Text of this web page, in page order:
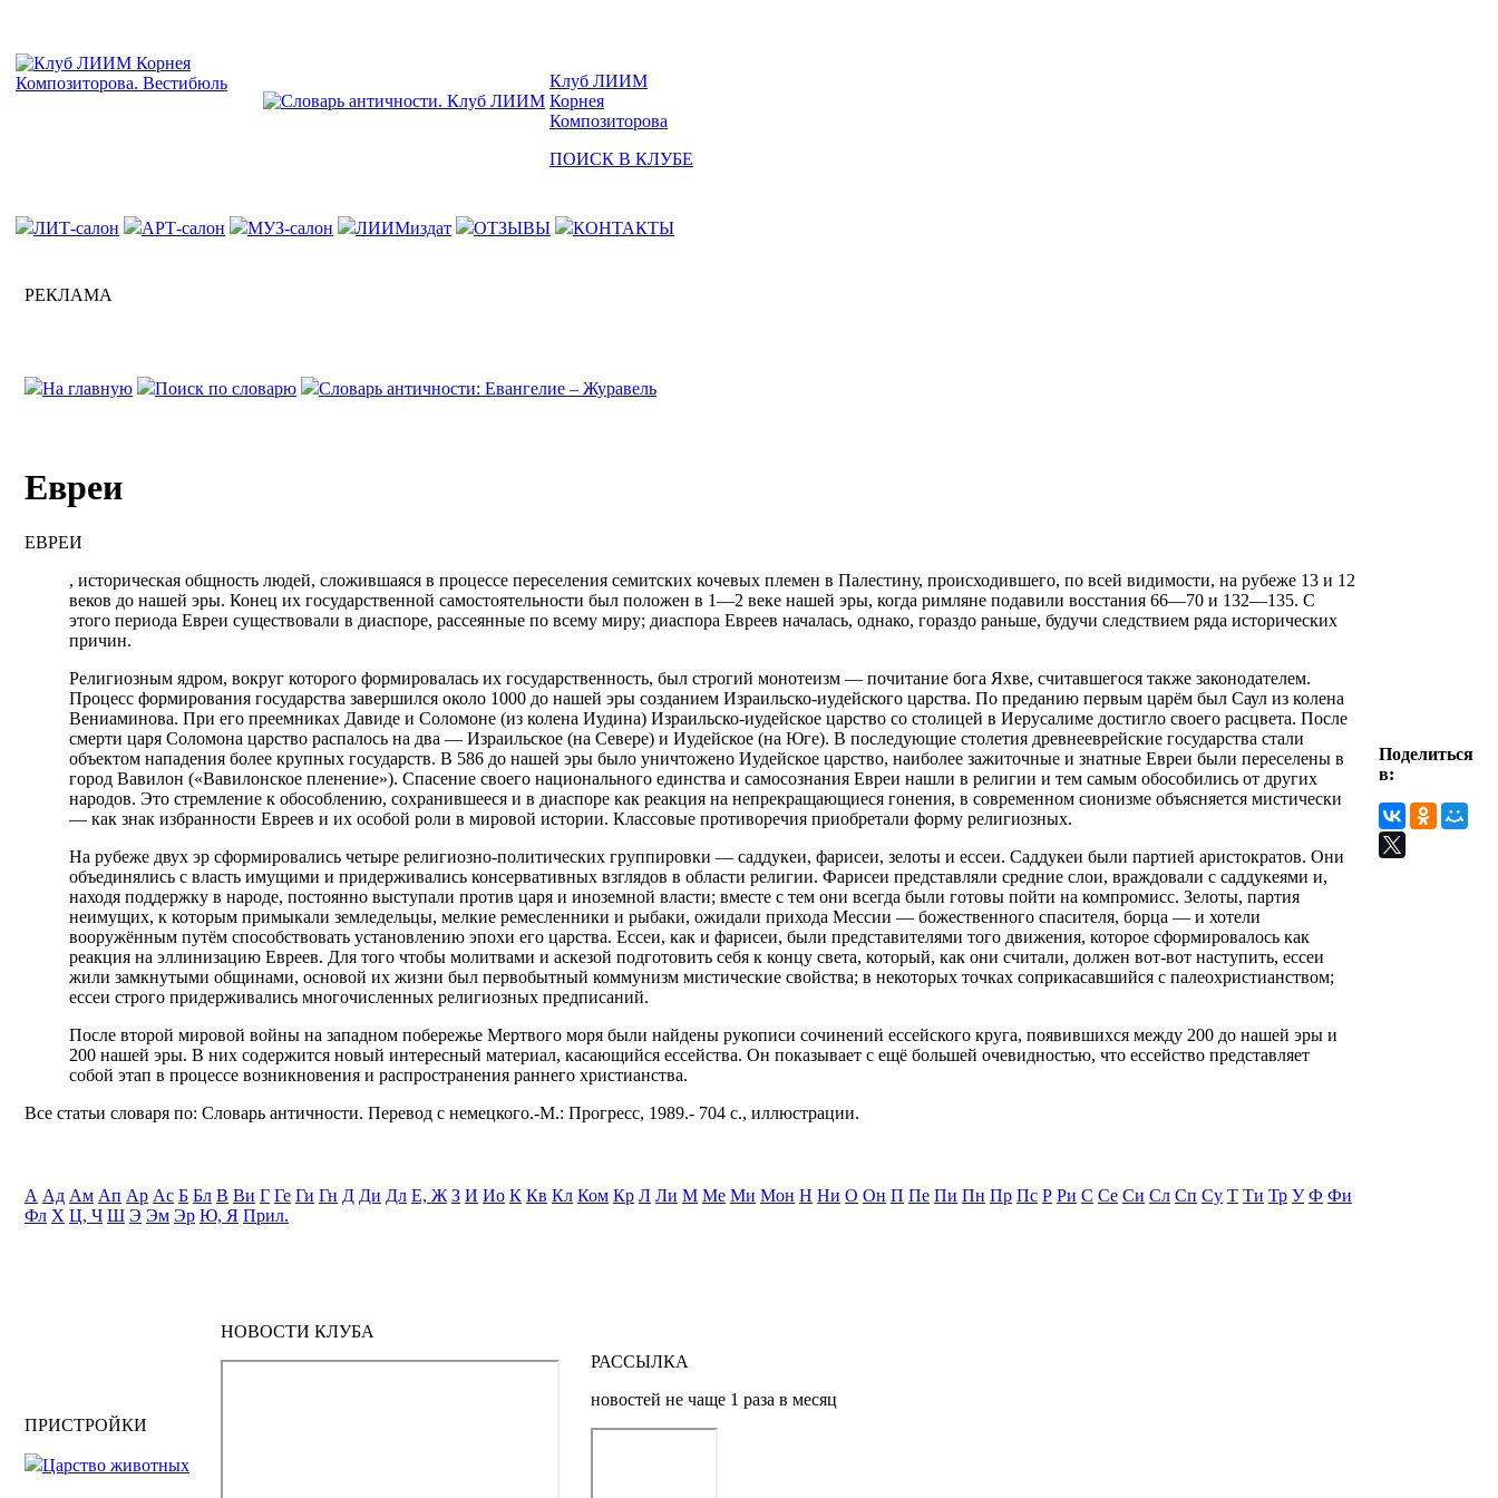
Клуб ЛИИМ
Корнея
Композиторова
ПОИСК В КЛУБЕ
ЛИТ-салон АРТ-салон МУЗ-салон ЛИИМиздат ОТЗЫВЫ КОНТАКТЫ
РЕКЛАМА
На главную Поиск по словарю Словарь античности: Евангелие – Журавель
Евреи
ЕВРЕИ
, историческая общность людей, сложившаяся в процессе переселения семитских кочевых племен в Палестину, происходившего, по всей видимости, на рубеже 13 и 12
веков до нашей эры. Конец их государственной самостоятельности был положен в 1—2 веке нашей эры, когда римляне подавили восстания 66—70 и 132—135. С
этого периода Евреи существовали в диаспоре, рассеянные по всему миру; диаспора Евреев началась, однако, гораздо раньше, будучи следствием ряда исторических
причин.
Религиозным ядром, вокруг которого формировалась их государственность, был строгий монотеизм — почитание бога Яхве, считавшегося также законодателем.
Процесс формирования государства завершился около 1000 до нашей эры созданием Израильско-иудейского царства. По преданию первым царём был Саул из колена
Вениаминова. При его преемниках Давиде и Соломоне (из колена Иудина) Израильско-иудейское царство со столицей в Иерусалиме достигло своего расцвета. После
смерти царя Соломона царство распалось на два — Израильское (на Севере) и Иудейское (на Юге). В последующие столетия древнееврейские государства стали
объектом нападения более крупных государств. В 586 до нашей эры было уничтожено Иудейское царство, наиболее зажиточные и знатные Евреи были переселены в
город Вавилон («Вавилонское пленение»). Спасение своего национального единства и самосознания Евреи нашли в религии и тем самым обособились от других
народов. Это стремление к обособлению, сохранившееся и в диаспоре как реакция на непрекращающиеся гонения, в современном сионизме объясняется мистически
— как знак избранности Евреев и их особой роли в мировой истории. Классовые противоречия приобретали форму религиозных.
На рубеже двух эр сформировались четыре религиозно-политических группировки — саддукеи, фарисеи, зелоты и ессеи. Саддукеи были партией аристократов. Они
объединялись с власть имущими и придерживались консервативных взглядов в области религии. Фарисеи представляли средние слои, враждовали с саддукеями и,
находя поддержку в народе, постоянно выступали против царя и иноземной власти; вместе с тем они всегда были готовы пойти на компромисс. Зелоты, партия
неимущих, к которым примыкали земледельцы, мелкие ремесленники и рыбаки, ожидали прихода Мессии — божественного спасителя, борца — и хотели
вооружённым путём способствовать установлению эпохи его царства. Ессеи, как и фарисеи, были представителями того движения, которое сформировалось как
реакция на эллинизацию Евреев. Для того чтобы молитвами и аскезой подготовить себя к концу света, который, как они считали, должен вот-вот наступить, ессеи
жили замкнутыми общинами, основой их жизни был первобытный коммунизм мистические свойства; в некоторых точках соприкасавшийся с палеохристианством;
ессеи строго придерживались многочисленных религиозных предписаний.
После второй мировой войны на западном побережье Мертвого моря были найдены рукописи сочинений ессейского круга, появившихся между 200 до нашей эры и
200 нашей эры. В них содержится новый интересный материал, касающийся ессейства. Он показывает с ещё большей очевидностью, что ессейство представляет
собой этап в процессе возникновения и распространения раннего христианства.
Все статьи словаря по: Словарь античности. Перевод с немецкого.-М.: Прогресс, 1989.- 704 с., иллюстрации.
А Ад Ам Ап Ар Ас Б Бл В Ви Г Ге Ги Гн Д Ди Дл Е, Ж З И Ио К Кв Кл Ком Кр Л Ли М Ме Ми Мон Н Ни О Он П Пе Пи Пн Пр Пс Р Ри С Се Си Сл Сп Су Т Ти Тр У Ф Фи
Фл Х Ц, Ч Ш Э Эм Эр Ю, Я Прил.
Поделиться
в:
ПРИСТРОЙКИ
Царство животных
НОВОСТИ КЛУБА
РАССЫЛКА
новостей не чаще 1 раза в месяц